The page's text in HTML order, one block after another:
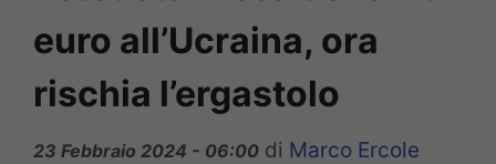
euro all’Ucraina, ora
rischia l’ergastolo
23 Febbraio 2024 - 06:00 di Marco Ercole